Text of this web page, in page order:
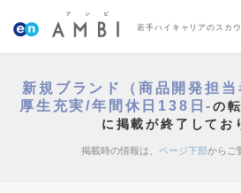
若手ハイキャリアのスカ
新規ブランド（商品開発担
厚生充実/年間休日138日-の
に掲載が終了してお
掲載時の情報は、 ページ下部からご